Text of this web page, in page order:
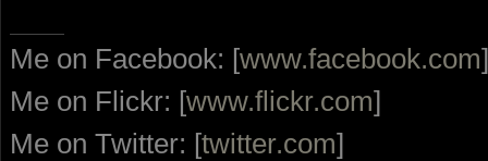
Me on Facebook: [www.facebook.com]
Me on Flickr: [www.flickr.com]
Me on Twitter: [twitter.com]